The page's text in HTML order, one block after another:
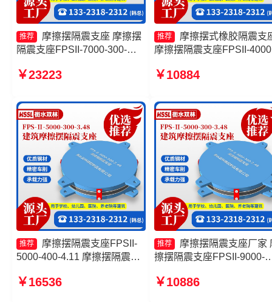
推荐
摩擦摆隔震支座 摩擦摆
隔震支座FPSII-7000-300-
9000-300-3.48 摩擦复摆隔震
￥23223
推荐
摩擦摆式橡胶隔震支
摩擦摆隔震支座FPSII-
FPSII-5000-350-3.81生产
￥10884
推荐
摩擦摆隔震支座FPSII-
5000-400-4.11 摩擦摆隔震支
工厂 建筑隔震摩擦摆支座厂家
￥16536
推荐
摩擦摆隔震支座厂家
擦摆隔震支座FPSII-9000-
厂 摩擦摆隔震支座FPSII-
￥10886